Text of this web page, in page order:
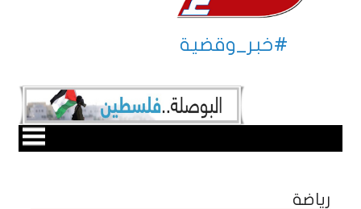
#خبر_وقضية
رياضة